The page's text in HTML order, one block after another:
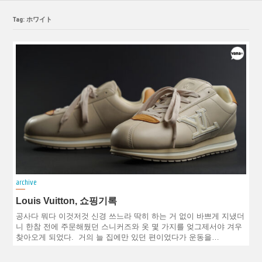
Tag: ホワイト
archive
Louis Vuitton, 쇼핑기록
공사다 뭐다 이것저것 신경 쓰느라 딱히 하는 거 없이 바쁘게 지냈더
니 한참 전에 주문해뒀던 스니커즈와 옷 몇 가지를 엊그제서야 겨우
찾아오게 되었다. 거의 늘 집에만 있던 편이었다가 운동을…